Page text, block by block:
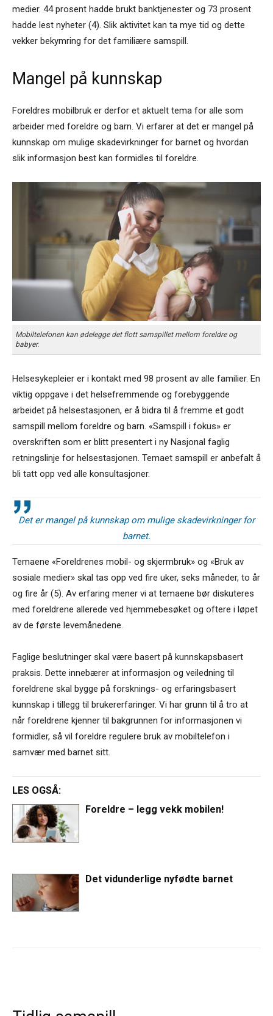
medier. 44 prosent hadde brukt banktjenester og 73 prosent
hadde lest nyheter (4). Slik aktivitet kan ta mye tid og dette
vekker bekymring for det familiære samspill.
Mangel på kunnskap
Foreldres mobilbruk er derfor et aktuelt tema for alle som
arbeider med foreldre og barn. Vi erfarer at det er mangel på
kunnskap om mulige skadevirkninger for barnet og hvordan
slik informasjon best kan formidles til foreldre.
Mobiltelefonen kan ødelegge det flott samspillet mellom foreldre og
babyer.
Helsesykepleier er i kontakt med 98 prosent av alle familier. En
viktig oppgave i det helsefremmende og forebyggende
arbeidet på helsestasjonen, er å bidra til å fremme et godt
samspill mellom foreldre og barn. «Samspill i fokus» er
overskriften som er blitt presentert i ny Nasjonal faglig
retningslinje for helsestasjonen. Temaet samspill er anbefalt å
bli tatt opp ved alle konsultasjoner.
Det er mangel på kunnskap om mulige skadevirkninger for
barnet.
Temaene «Foreldrenes mobil- og skjermbruk» og «Bruk av
sosiale medier» skal tas opp ved fire uker, seks måneder, to år
og fire år (5). Av erfaring mener vi at temaene bør diskuteres
med foreldrene allerede ved hjemmebesøket og oftere i løpet
av de første levemånedene.
Faglige beslutninger skal være basert på kunnskapsbasert
praksis. Dette innebærer at informasjon og veiledning til
foreldrene skal bygge på forsknings- og erfaringsbasert
kunnskap i tillegg til brukererfaringer. Vi har grunn til å tro at
når foreldrene kjenner til bakgrunnen for informasjonen vi
formidler, så vil foreldre regulere bruk av mobiltelefon i
samvær med barnet sitt.
LES OGSÅ:
Foreldre – legg vekk mobilen!
Det vidunderlige nyfødte barnet